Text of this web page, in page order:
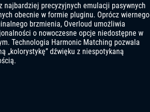
najbardziej precyzyjnych emulacji pasywnych
obecnie w formie pluginu. Oprócz wiernego
brzmienia, Overloud umożliwia
o nowoczesne opcje niedostępne w
Technologia Harmonic Matching pozwala
„kolorystykę” dźwięku z niespotykaną